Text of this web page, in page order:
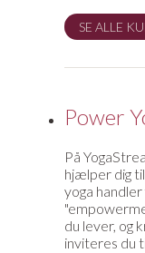
SE ALLE
Power
På
hjælper dig
yoga
du lever, og
inviteres du